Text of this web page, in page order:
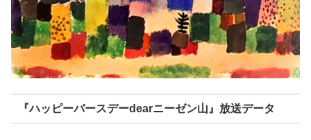
『ハッピーバースデーdearニーゼン山』放送データ